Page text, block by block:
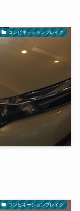
コンビネーションブレイク
コンビネーションブレイク